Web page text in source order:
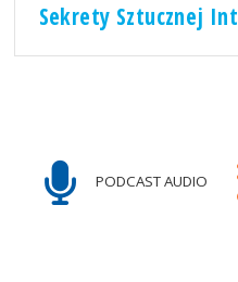
Sekrety Sztucznej
PODCAST AUDIO